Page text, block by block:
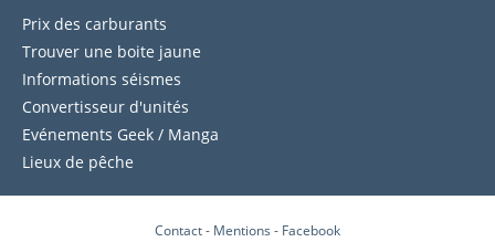
Prix des carburants
Trouver une boite jaune
Informations séismes
Convertisseur d'unités
Evénements Geek / Manga
Lieux de pêche
Contact- Mentions - Facebook